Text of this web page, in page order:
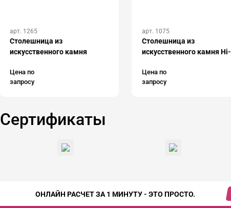
арт. 1265
Столешница из
искусственного камня
Цена по
запросу
арт. 1075
Столешница из
искусственного камня Hi-
Цена по
запросу
Сертификаты
ОНЛАЙН РАСЧЕТ ЗА 1 МИНУТУ - ЭТО ПРОСТО.